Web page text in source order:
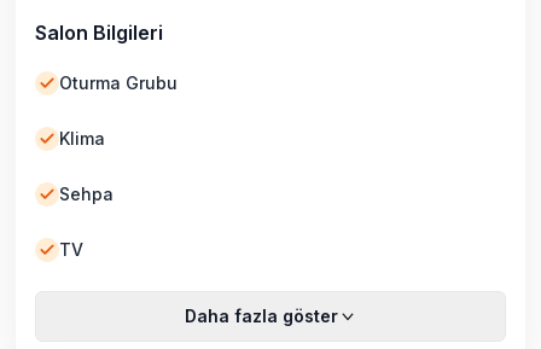
Salon Bilgileri
Oturma Grubu
Klima
Sehpa
TV
Daha fazla göster